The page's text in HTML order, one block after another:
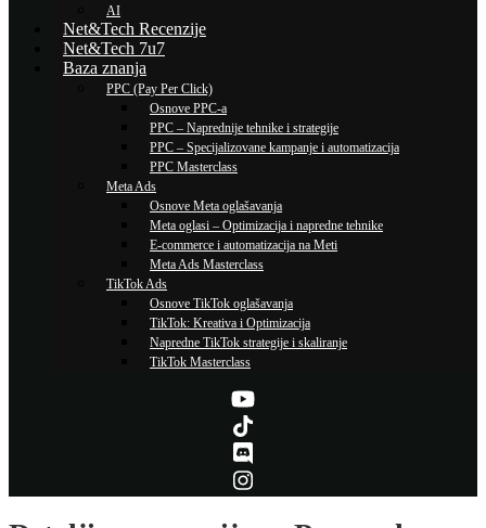
AI
Net&Tech Recenzije
Net&Tech 7u7
Baza znanja
PPC (Pay Per Click)
Osnove PPC-a
PPC – Naprednije tehnike i strategije
PPC – Specijalizovane kampanje i automatizacija
PPC Masterclass
Meta Ads
Osnove Meta oglašavanja
Meta oglasi – Optimizacija i napredne tehnike
E-commerce i automatizacija na Meti
Meta Ads Masterclass
TikTok Ads
Osnove TikTok oglašavanja
TikTok: Kreativa i Optimizacija
Napredne TikTok strategije i skaliranje
TikTok Masterclass